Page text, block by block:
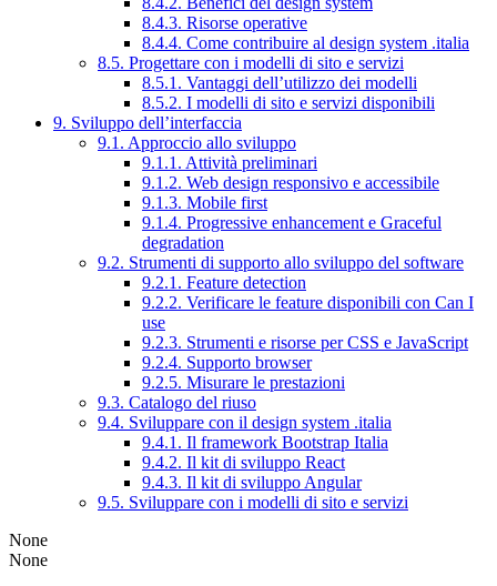
8.4.3. Risorse operative
8.4.4. Come contribuire al design system .italia
8.5. Progettare con i modelli di sito e servizi
8.5.1. Vantaggi dell’utilizzo dei modelli
8.5.2. I modelli di sito e servizi disponibili
9. Sviluppo dell’interfaccia
9.1. Approccio allo sviluppo
9.1.1. Attività preliminari
9.1.2. Web design responsivo e accessibile
9.1.3. Mobile first
9.1.4. Progressive enhancement e Graceful
degradation
9.2. Strumenti di supporto allo sviluppo del software
9.2.1. Feature detection
9.2.2. Verificare le feature disponibili con Can I
use
9.2.3. Strumenti e risorse per CSS e JavaScript
9.2.4. Supporto browser
9.2.5. Misurare le prestazioni
9.3. Catalogo del riuso
9.4. Sviluppare con il design system .italia
9.4.1. Il framework Bootstrap Italia
9.4.2. Il kit di sviluppo React
9.4.3. Il kit di sviluppo Angular
9.5. Sviluppare con i modelli di sito e servizi
None
None